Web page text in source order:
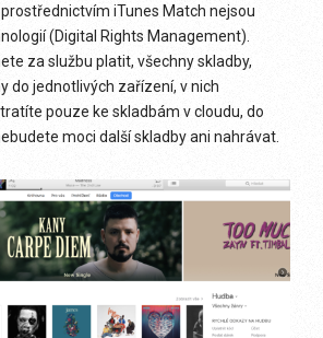
iTunes Match nejsou
(Digital Rights Management).
za službu platit, všechny skladby,
do jednotlivých zařízení, v nich
pouze ke skladbám v cloudu, do
moci další skladby ani nahrávat.